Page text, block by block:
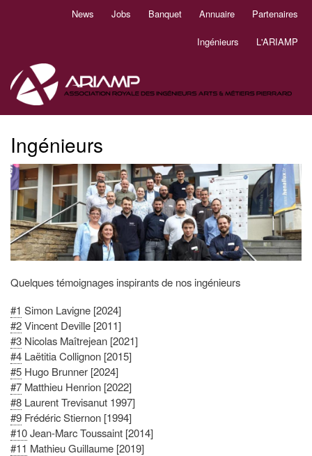
News Jobs Banquet Annuaire Partenaires
Ingénieurs L'ARIAMP
Ingénieurs
Quelques témoignages inspirants de nos ingénieurs
#1 Simon Lavigne [2024]
#2Vincent Deville [2011]
#3 Nicolas Maîtrejean [2021]
#4 Laëtitia Collignon [2015]
#5 Hugo Brunner [2024]
#7 Matthieu Henrion [2022]
#8 Laurent Trevisanut 1997]
#9 Frédéric Stiernon [1994]
#10Jean-Marc Toussaint [2014]
#11 Mathieu Guillaume [2019]